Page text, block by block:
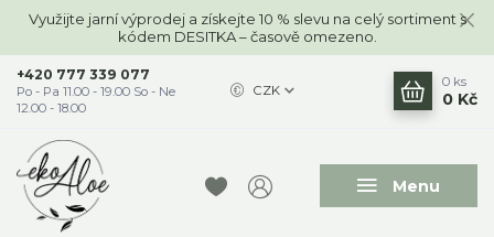
Využijte jarní výprodej a získejte 10 % slevu na celý sortiment s
kódem DESITKA – časově omezeno.
Menu
CZK
+420 777 339 077
Po - Pa 11.00 - 19.00 So - Ne
12.00 - 18.00
0 ks
0 Kč